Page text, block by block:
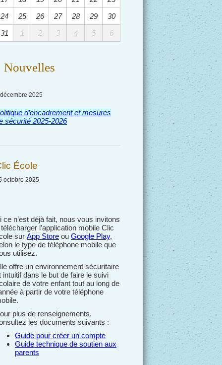
24
25 26 27 28 29
30
31
1 2 3 4 5 6
Nouvelles
2025
d’encadrement et mesures
sécurité 2025-2026
École
octobre 2025
ce n’est déjà fait, nous vous invitons
l’application mobile Clic
sur App Store ou Google Play,
le type de téléphone mobile que
utilisez.
offre un environnement sécuritaire
intuitif dans le but de faire le suivi
de votre enfant tout au long de
à partir de votre téléphone
plus de renseignements,
les documents suivants :
Guide pour créer un compte
Guide technique de soutien aux
parents